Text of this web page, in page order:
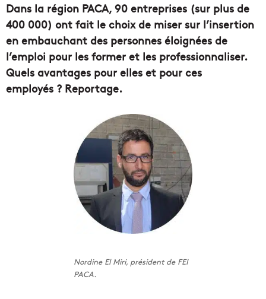
Dans la région PACA, 90 entreprises (sur plus de
400 000) ont fait le choix de miser sur l’insertion
en embauchant des personnes éloignées de
l’emploi pour les former et les professionnaliser.
Quels avantages pour elles et pour ces
employés ? Reportage.
Nordine El Miri, président de FEI
PACA.